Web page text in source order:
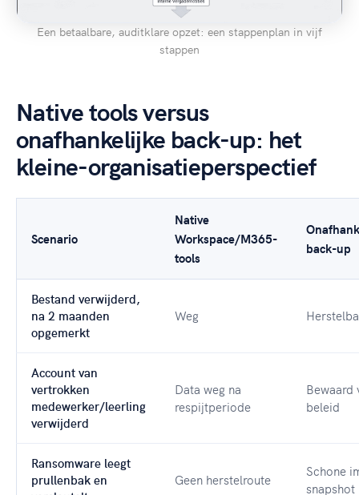
Een betaalbare, auditklare opzet: een stappenplan in vijf
stappen
Native tools versus
onafhankelijke back-up: het
kleine-organisatieperspectief
Scenario
Native
Workspace/M365-
tools
back-up
Bestand verwijderd,
na 2 maanden
opgemerkt
Weg
Account van
vertrokken
medewerker/leerling
verwijderd
Data weg na
respijtperiode
Bewaard
beleid
Ransomware leegt
prullenbak en
Geen herstelroute
Schone
snapshot